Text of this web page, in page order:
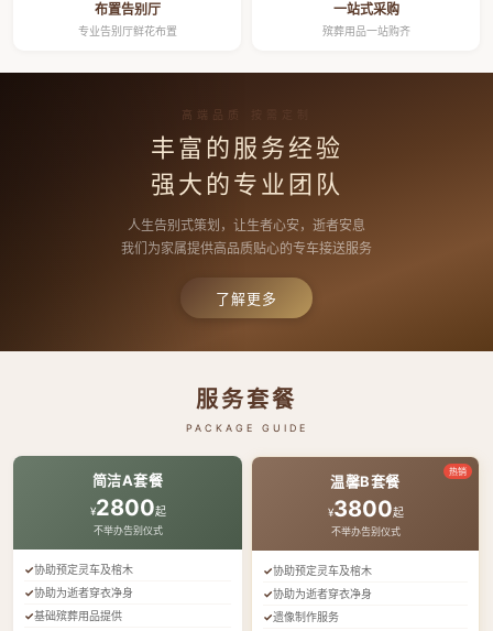
布置告别厅
专业告别厅鲜花布置
一站式采购
殡葬用品一站购齐
高端品质 按需定制
丰富的服务经验
强大的专业团队
人生告别式策划，让生者心安，逝者安息
我们为家属提供高品质贴心的专车接送服务
了解更多
服务套餐
PACKAGE GUIDE
简洁A套餐
¥2800起
不举办告别仪式
协助预定灵车及棺木
协助为逝者穿衣净身
基础殡葬用品提供
热销
温馨B套餐
¥3800起
不举办告别仪式
协助预定灵车及棺木
协助为逝者穿衣净身
遗像制作服务